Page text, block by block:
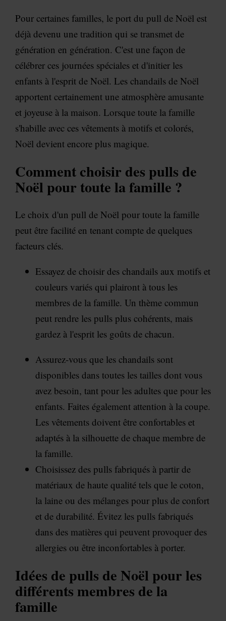
Pour certaines familles, le port du pull de Noël est
déjà devenu une tradition qui se transmet de
génération en génération. C'est une façon de
célébrer ces journées spéciales et d'initier les
enfants à l'esprit de Noël. Les chandails de Noël
apportent certainement une atmosphère amusante
et joyeuse à la maison. Lorsque toute la famille
s'habille avec ces vêtements à motifs et colorés,
Noël devient encore plus magique.
Comment choisir des pulls de
Noël pour toute la famille ?
Le choix d'un pull de Noël pour toute la famille
peut être facilité en tenant compte de quelques
facteurs clés.
Essayez de choisir des chandails aux motifs et
couleurs variés qui plairont à tous les
membres de la famille. Un thème commun
peut rendre les pulls plus cohérents, mais
gardez à l'esprit les goûts de chacun.
Assurez-vous que les chandails sont
disponibles dans toutes les tailles dont vous
avez besoin, tant pour les adultes que pour les
enfants. Faites également attention à la coupe.
Les vêtements doivent être confortables et
adaptés à la silhouette de chaque membre de
la famille.
Choisissez des pulls fabriqués à partir de
matériaux de haute qualité tels que le coton,
la laine ou des mélanges pour plus de confort
et de durabilité. Évitez les pulls fabriqués
dans des matières qui peuvent provoquer des
allergies ou être inconfortables à porter.
Idées de pulls de Noël pour les
différents membres de la
famille